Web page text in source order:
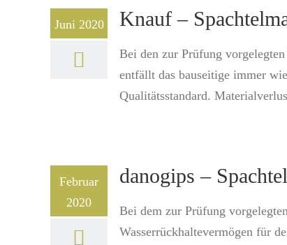
Juni 2020 Knauf –
Bei den zur Prüfung
entfällt das bauseitige immer
Qualitätsstandard.
Februar
2020
danogips –
Bei dem zur Prüfung
Wasserrückhaltevermögen für